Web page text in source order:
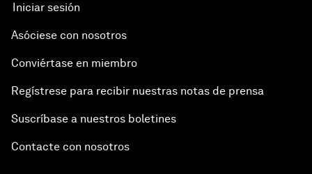
Iniciar sesión
Asóciese con nosotros
Conviértase en miembro
Regístrese para recibir nuestras notas de prensa
Suscríbase a nuestros boletines
Contacte con nosotros